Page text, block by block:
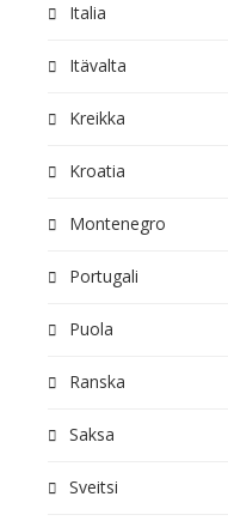
Italia
Itävalta
Kreikka
Kroatia
Montenegro
Portugali
Puola
Ranska
Saksa
Sveitsi